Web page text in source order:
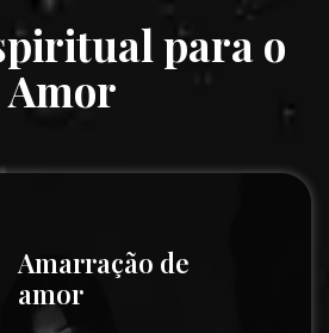
para o
Amor
Amarração de
amor